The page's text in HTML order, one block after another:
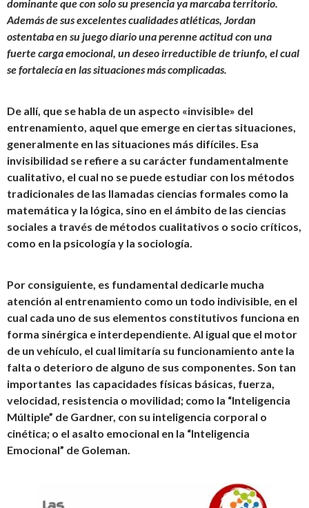
dominante que con solo su presencia ya marcaba territorio.
Además de sus excelentes cualidades atléticas, Jordan
ostentaba en su juego diario una perenne actitud con una
fuerte carga emocional, un deseo irreductible de triunfo, el cual
se fortalecía en las situaciones más complicadas.
De allí, que se habla de un aspecto «invisible» del
entrenamiento, aquel que emerge en ciertas situaciones,
generalmente en las situaciones más difíciles. Esa
invisibilidad se refiere a su carácter fundamentalmente
cualitativo, el cual no se puede estudiar con los métodos
tradicionales de las llamadas ciencias formales como la
matemática y la lógica, sino en el ámbito de las ciencias
sociales a través de métodos cualitativos o socio críticos,
como en la psicología y la sociología.
Por consiguiente, es fundamental dedicarle mucha
atención al entrenamiento como un todo indivisible, en el
cual cada uno de sus elementos constitutivos funciona en
forma sinérgica e interdependiente. Al igual que el motor
de un vehículo, el cual limitaría su funcionamiento ante la
falta o deterioro de alguno de sus componentes. Son tan
importantes las capacidades físicas básicas, fuerza,
velocidad, resistencia o movilidad; como la “Inteligencia
Múltiple” de Gardner, con su inteligencia corporal o
cinética; o el asalto emocional en la “Inteligencia
Emocional” de Goleman.